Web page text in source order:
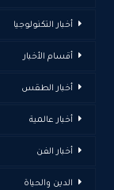
أخبار التكنولوجيا
أقسام الأخبار
أخبار الطقس
أخبار عالمية
أخبار الفن
الدين والحياة